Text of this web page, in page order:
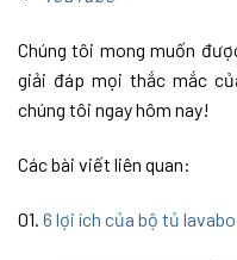
Chúng tôi mong muốn
giải đáp mọi thắc mắc
chúng tôi ngay hôm nay!
Các bài viết liên quan:
01. 6 lợi ích của bộ tủ